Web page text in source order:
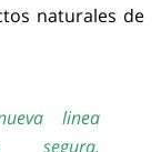
naturales de
linea
segura,